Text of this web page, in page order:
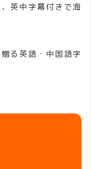
英中字幕付きで海
る英語・中国語字